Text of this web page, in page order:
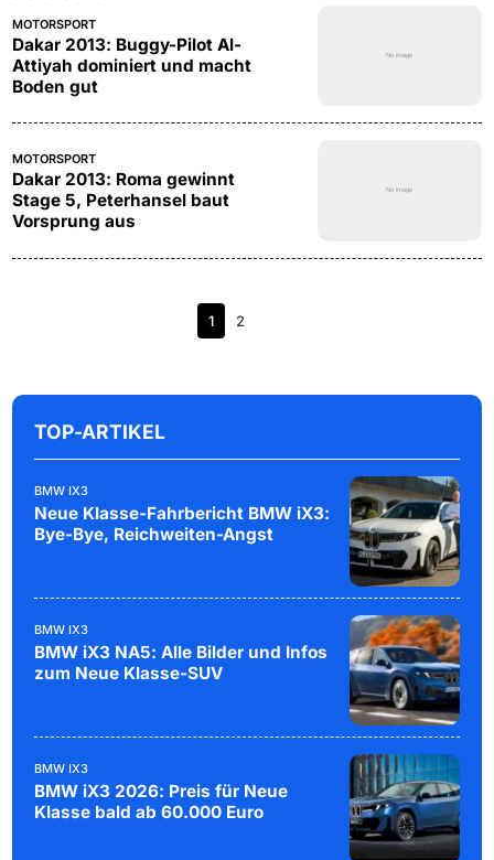
MOTORSPORT
Dakar 2013: Buggy-Pilot Al-
Attiyah dominiert und macht
Boden gut
MOTORSPORT
Dakar 2013: Roma gewinnt
Stage 5, Peterhansel baut
Vorsprung aus
1 2
TOP-ARTIKEL
BMW IX3
Neue Klasse-Fahrbericht BMW iX3:
Bye-Bye, Reichweiten-Angst
BMW IX3
BMW iX3 NA5: Alle Bilder und Infos
zum Neue Klasse-SUV
BMW IX3
BMW iX3 2026: Preis für Neue
Klasse bald ab 60.000 Euro